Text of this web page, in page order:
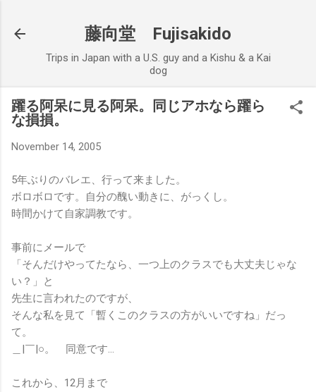
藤向堂 Fujisakido
Trips in Japan with a U.S. guy and a Kishu & a Kai
dog
躍る阿呆に見る阿呆。同じアホなら躍ら
な損損。
November 14, 2005
5年ぶりのバレエ、行って来ました。
ボロボロです。自分の醜い動きに、がっくし。
時間かけて自家調教です。
事前にメールで
「そんだけやってたなら、一つ上のクラスでも大丈夫じゃな
い？」と
先生に言われたのですが、
そんな私を見て「暫くこのクラスの方がいいですね」だっ
て。
＿|￣|○。 同意です…
これから、12月まで